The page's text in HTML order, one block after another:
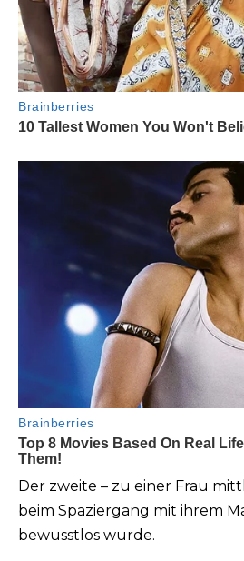
Der zweite – zu einer Frau
beim Spaziergang mit ihrem
bewusstlos wurde.